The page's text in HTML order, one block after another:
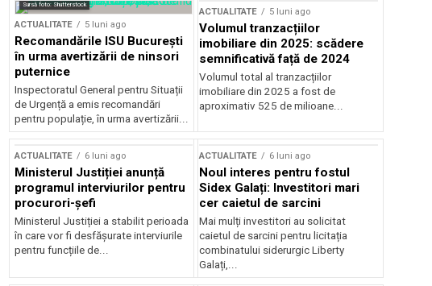
Sursă foto: Shutterstock
ACTUALITATE 5 luni ago
Recomandările ISU București
în urma avertizării de ninsori
puternice
Inspectoratul General pentru Situații
de Urgență a emis recomandări
pentru populație, în urma avertizării...
ACTUALITATE 5 luni ago
Volumul tranzacțiilor
imobiliare din 2025: scădere
semnificativă față de 2024
Volumul total al tranzacțiilor
imobiliare din 2025 a fost de
aproximativ 525 de milioane...
ACTUALITATE 6 luni ago
Ministerul Justiției anunță
programul interviurilor pentru
procurori-șefi
Ministerul Justiției a stabilit perioada
în care vor fi desfășurate interviurile
pentru funcțiile de...
ACTUALITATE 6 luni ago
Noul interes pentru fostul
Sidex Galați: Investitori mari
cer caietul de sarcini
Mai mulți investitori au solicitat
caietul de sarcini pentru licitația
combinatului siderurgic Liberty
Galați,...